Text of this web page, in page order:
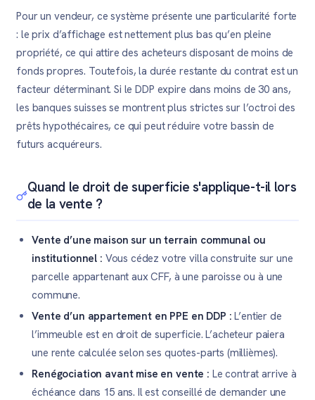
Pour un vendeur, ce système présente une particularité forte
: le prix d’affichage est nettement plus bas qu’en pleine
propriété, ce qui attire des acheteurs disposant de moins de
fonds propres. Toutefois, la durée restante du contrat est un
facteur déterminant. Si le DDP expire dans moins de 30 ans,
les banques suisses se montrent plus strictes sur l’octroi des
prêts hypothécaires, ce qui peut réduire votre bassin de
futurs acquéreurs.
Quand le droit de superficie s'applique-t-il lors
de la vente ?
Vente d’une maison sur un terrain communal ou
institutionnel : Vous cédez votre villa construite sur une
parcelle appartenant aux CFF, à une paroisse ou à une
commune.
Vente d’un appartement en PPE en DDP : L’entier de
l’immeuble est en droit de superficie. L’acheteur paiera
une rente calculée selon ses quotes-parts (millièmes).
Renégociation avant mise en vente : Le contrat arrive à
échéance dans 15 ans. Il est conseillé de demander une